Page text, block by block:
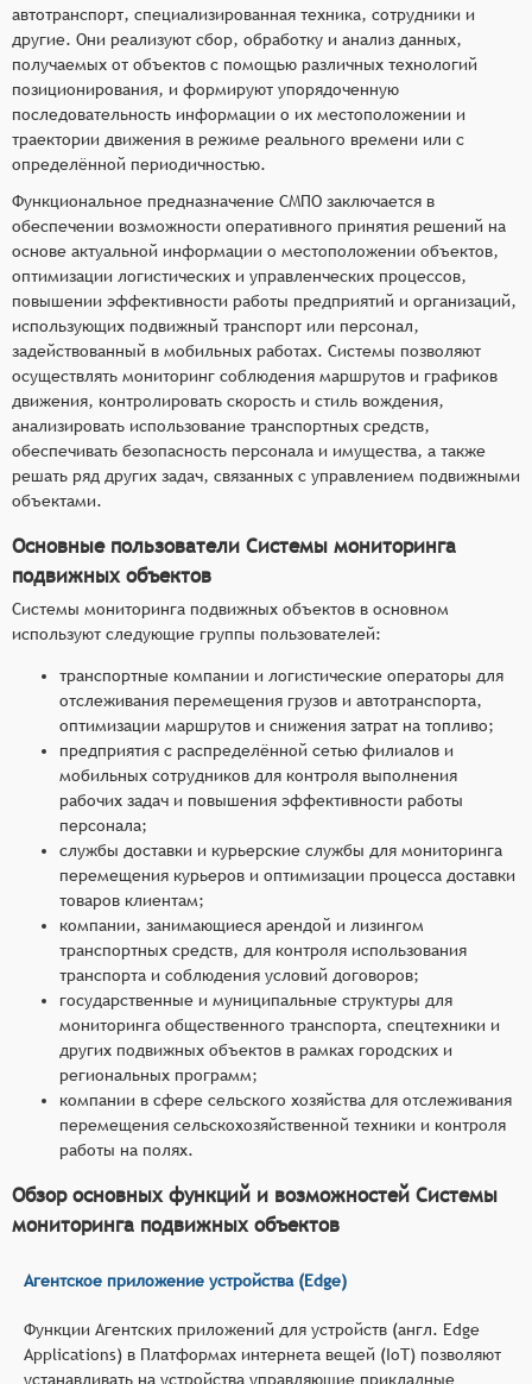
автотранспорт, специализированная техника, сотрудники и
другие. Они реализуют сбор, обработку и анализ данных,
получаемых от объектов с помощью различных технологий
позиционирования, и формируют упорядоченную
последовательность информации о их местоположении и
траектории движения в режиме реального времени или с
определённой периодичностью.
Функциональное предназначение СМПО заключается в
обеспечении возможности оперативного принятия решений на
основе актуальной информации о местоположении объектов,
оптимизации логистических и управленческих процессов,
повышении эффективности работы предприятий и организаций,
использующих подвижный транспорт или персонал,
задействованный в мобильных работах. Системы позволяют
осуществлять мониторинг соблюдения маршрутов и графиков
движения, контролировать скорость и стиль вождения,
анализировать использование транспортных средств,
обеспечивать безопасность персонала и имущества, а также
решать ряд других задач, связанных с управлением подвижными
объектами.
Основные пользователи Системы мониторинга
подвижных объектов
Системы мониторинга подвижных объектов в основном
используют следующие группы пользователей:
транспортные компании и логистические операторы для
отслеживания перемещения грузов и автотранспорта,
оптимизации маршрутов и снижения затрат на топливо;
предприятия с распределённой сетью филиалов и
мобильных сотрудников для контроля выполнения
рабочих задач и повышения эффективности работы
персонала;
службы доставки и курьерские службы для мониторинга
перемещения курьеров и оптимизации процесса доставки
товаров клиентам;
компании, занимающиеся арендой и лизингом
транспортных средств, для контроля использования
транспорта и соблюдения условий договоров;
государственные и муниципальные структуры для
мониторинга общественного транспорта, спецтехники и
других подвижных объектов в рамках городских и
региональных программ;
компании в сфере сельского хозяйства для отслеживания
перемещения сельскохозяйственной техники и контроля
работы на полях.
Обзор основных функций и возможностей Системы
мониторинга подвижных объектов
Агентское приложение устройства (Edge)
Функции Агентских приложений для устройств (англ. Edge
Applications) в Платформах интернета вещей (IoT) позволяют
устанавливать на устройства управляющие прикладные